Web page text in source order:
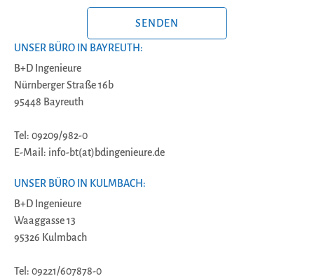
UNSER BÜRO IN BAYREUTH:
B+D Ingenieure
Nürnberger Straße 16b
95448 Bayreuth
Tel: 09209/982-0
E-Mail: info-bt(at)bdingenieure.de
UNSER BÜRO IN KULMBACH:
B+D Ingenieure
Waaggasse 13
95326 Kulmbach
Tel: 09221/607878-0